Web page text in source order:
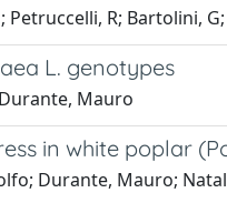
Petruccelli, R; Bartolini,
L. genotypes
Durante, Mauro
in white poplar
Durante, Mauro;